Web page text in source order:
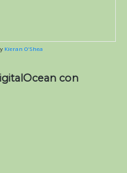
Kieran O'Shea
con